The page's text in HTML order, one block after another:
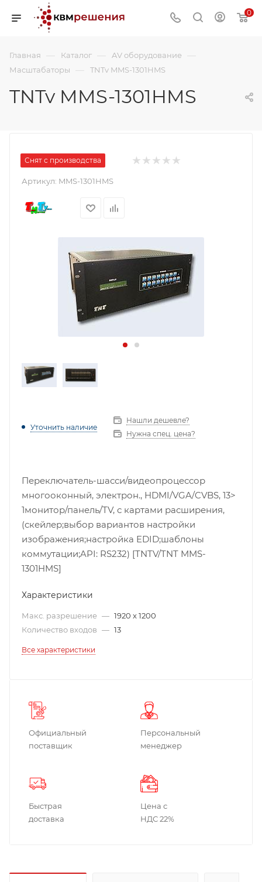
0
Главная — Каталог — AV оборудование —
Масштабаторы — TNTv MMS-1301HMS
TNTv MMS-1301HMS
Снят с производства
Артикул: MMS-1301HMS
Уточнить наличие
Нашли дешевле?
Нужна спец. цена?
Переключатель-шасси/видеопроцессор
многооконный, электрон., HDMI/VGA/CVBS, 13>
1монитор/панель/TV, с картами расширения,
(скейлер;выбор вариантов настройки
изображения;настройка EDID;шаблоны
коммутации;API: RS232) [TNTV/TNT MMS-
1301HMS]
Характеристики
Макс. разрешение — 1920 x 1200
Количество входов — 13
Все характеристики
Официальный
поставщик
Персональный
менеджер
Быстрая
доставка
Цена с
НДС 22%